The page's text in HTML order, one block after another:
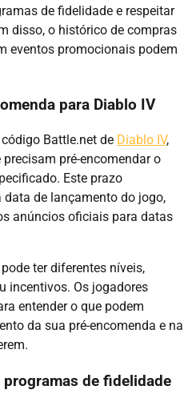
de fidelidade e respeitar
disso, o histórico de compras
eventos promocionais podem
para Diablo IV
Battle.net de Diablo IV,
pré-encomendar o
Este prazo
de lançamento do jogo,
anúncios oficiais para datas
ter diferentes níveis,
incentivos. Os jogadores
entender o que podem
da sua pré-encomenda e na
de fidelidade